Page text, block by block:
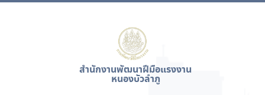
สำนักงานพัฒนาฝีมือแรงงาน
หนองบัวลำภู